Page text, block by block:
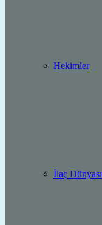
Hekimler
İlaç Dünyası